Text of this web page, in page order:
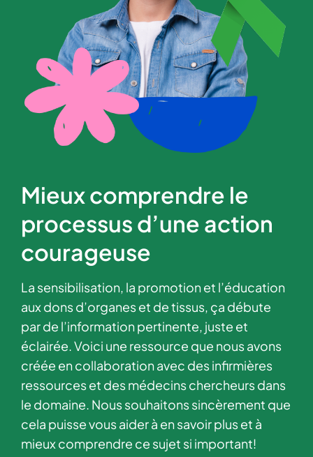
Mieux comprendre le
processus d’une action
courageuse
La sensibilisation, la promotion et l’éducation
aux dons d’organes et de tissus, ça débute
par de l’information pertinente, juste et
éclairée. Voici une ressource que nous avons
créée en collaboration avec des infirmières
ressources et des médecins chercheurs dans
le domaine. Nous souhaitons sincèrement que
cela puisse vous aider à en savoir plus et à
mieux comprendre ce sujet si important!